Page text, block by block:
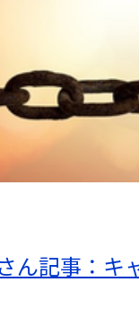
ん記事：